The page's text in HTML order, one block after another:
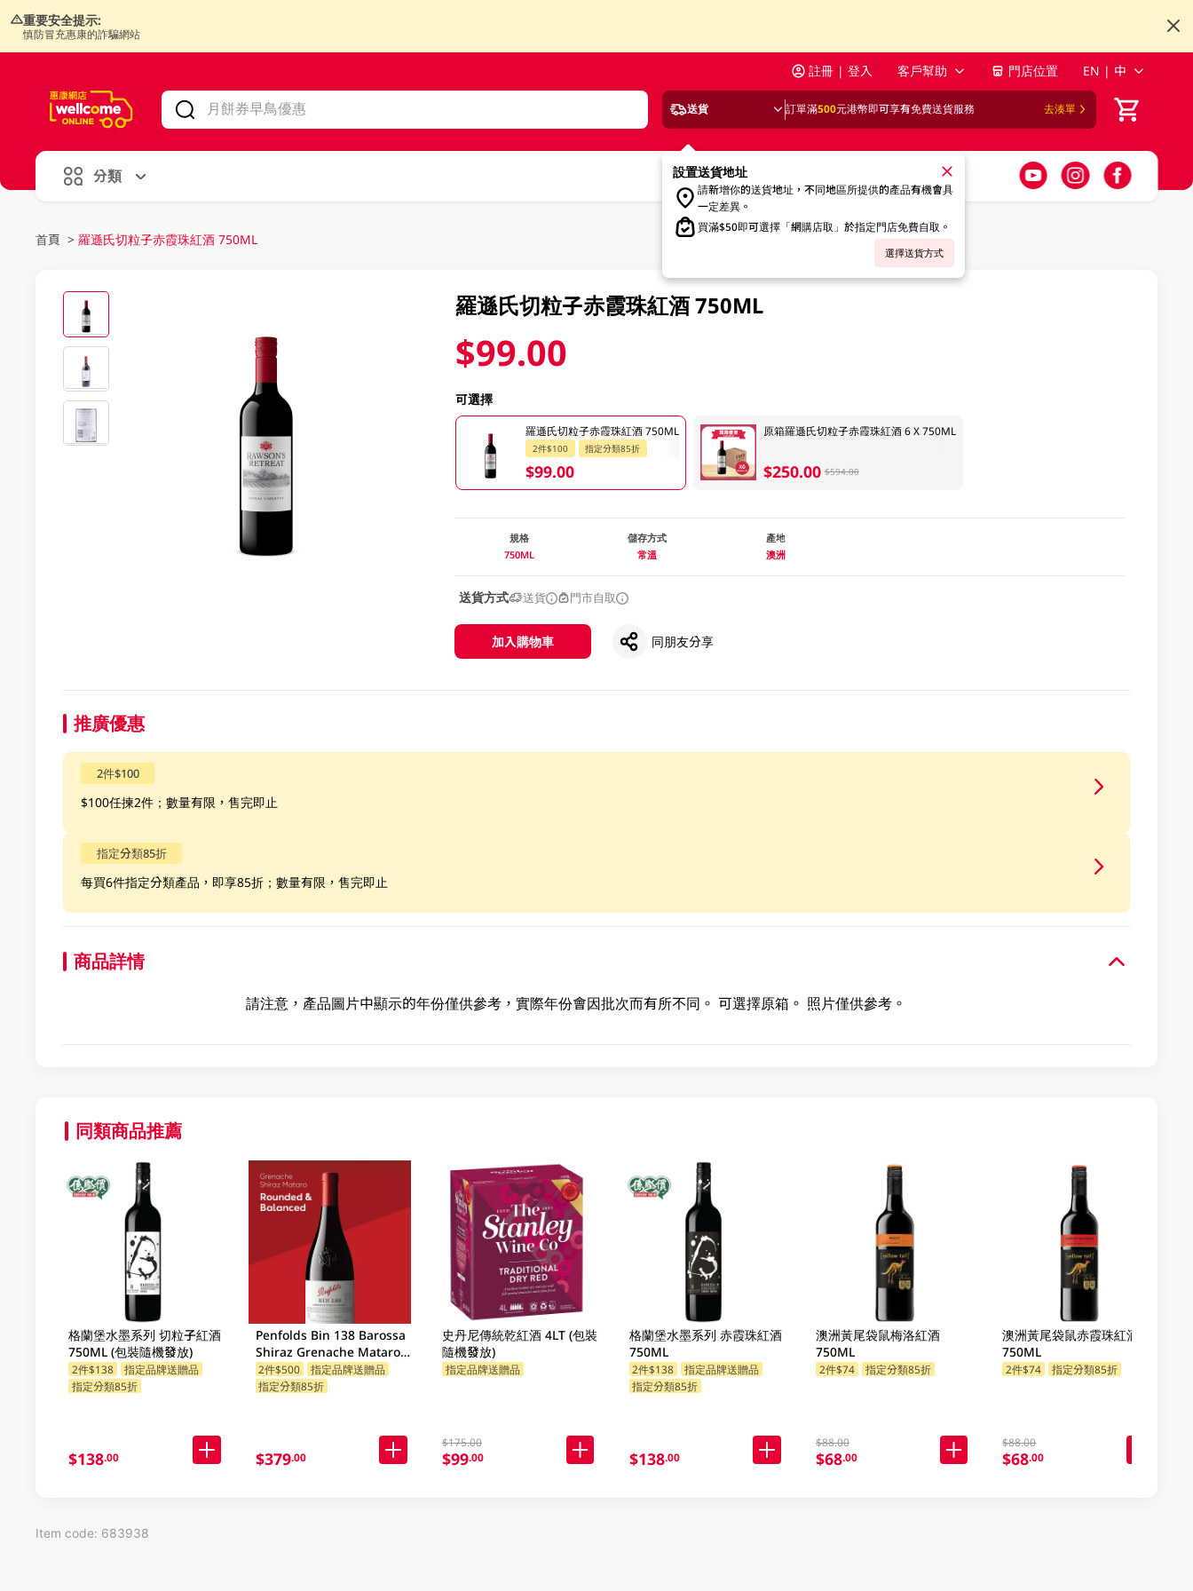
重要安全提示:
慎防冒充惠康的詐騙網站
註冊 | 登入 客戶幫助 門店位置 EN | 中
送貨 訂單滿500元港幣即可享有免費送貨服務 去湊單
設置送貨地址
請新增你的送貨地址，不同地區所提供的產品有機會具
一定差異。
買滿$50即可選擇「網購店取」於指定門店免費自取。
選擇送貨方式
分類
首頁 > 羅遜氏切粒子赤霞珠紅酒 750ML
羅遜氏切粒子赤霞珠紅酒 750ML
$99.00
可選擇
羅遜氏切粒子赤霞珠紅酒 750ML
2件$100 指定分類85折
$99.00
原箱羅遜氏切粒子赤霞珠紅酒 6 X 750ML
$250.00 $594.00
規格
750ML
儲存方式
常溫
產地
澳洲
送貨方式 送貨 門市自取
加入購物車 同朋友分享
推廣優惠
2件$100
$100任揀2件；數量有限，售完即止
指定分類85折
每買6件指定分類產品，即享85折；數量有限，售完即止
商品詳情
請注意，產品圖片中顯示的年份僅供參考，實際年份會因批次而有所不同。 可選擇原箱。 照片僅供參考。
同類商品推薦
格蘭堡水墨系列 切粒子紅酒
750ML (包裝隨機發放)
2件$138
指定品牌送贈品
指定分類85折
$138.00
Penfolds Bin 138 Barossa
Shiraz Grenache Mataro
750ML
2件$500
指定品牌送贈品
指定分類85折
$379.00
史丹尼傳統乾紅酒 4LT (包裝
隨機發放)
指定品牌送贈品
$175.00
$99.00
格蘭堡水墨系列 赤霞珠紅酒
750ML
2件$138
指定品牌送贈品
指定分類85折
$138.00
澳洲黃尾袋鼠梅洛紅酒
750ML
2件$74 指定分類85折
$88.00
$68.00
澳洲黃尾袋鼠赤霞珠紅酒
750ML
2件$74 指定分類85折
$88.00
$68.00
Item code: 683938